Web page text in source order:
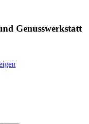
Genusswerkstatt